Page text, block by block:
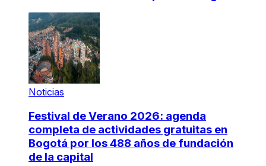
Noticias
Festival de Verano 2026: agenda
completa de actividades gratuitas en
Bogotá por los 488 años de fundación
de la capital